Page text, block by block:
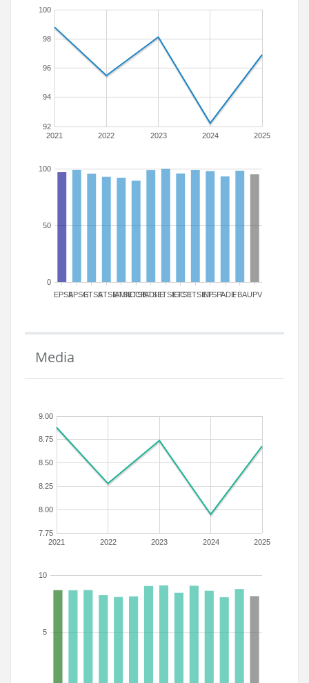
2021 2022 2023 2024 2025
92
94
96
98
100
EPSAEPSGETSAETSIAMN
ETSICCP
ETSIADI
ETSIEETSIGCT
ETSIIETSINFETSITFADEFBAUPV
0
50
100
Media
2021 2022 2023 2024 2025
7.75
8.00
8.25
8.50
8.75
9.00
5
10